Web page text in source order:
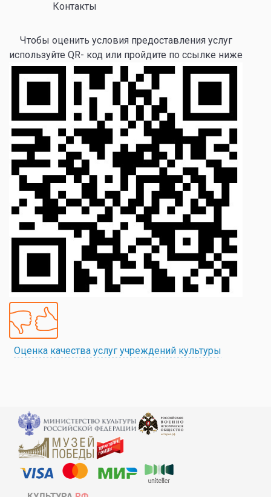
Контакты
Чтобы оценить условия предоставления услуг
используйте QR- код или пройдите по ссылке ниже
Оценка качества услуг учреждений культуры